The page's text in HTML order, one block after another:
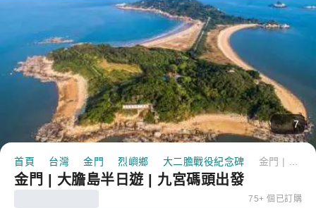
7
首頁 台灣 金門 烈嶼鄉 大二膽戰役紀念碑
金門 | 大膽島半日遊 | 九宮碼頭出發
75+ 個已訂購